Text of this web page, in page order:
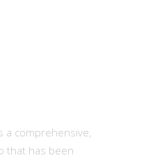
a comprehensive,
that has been